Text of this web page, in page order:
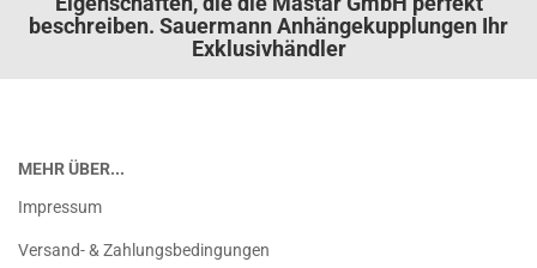
beschreiben. Sauermann Anhängekupplungen Ihr
Exklusivhändler
MEHR ÜBER...
Impressum
Versand- & Zahlungsbedingungen